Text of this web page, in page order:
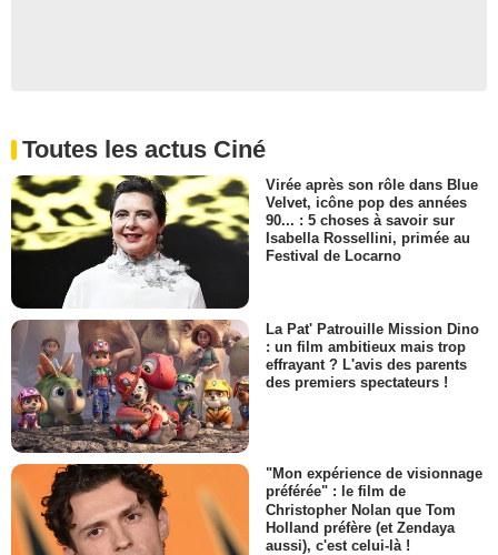
Toutes les actus Ciné
Virée après son rôle dans Blue
Velvet, icône pop des années
90... : 5 choses à savoir sur
Isabella Rossellini, primée au
Festival de Locarno
La Pat' Patrouille Mission Dino
: un film ambitieux mais trop
effrayant ? L'avis des parents
des premiers spectateurs !
"Mon expérience de visionnage
préférée" : le film de
Christopher Nolan que Tom
Holland préfère (et Zendaya
aussi), c'est celui-là !